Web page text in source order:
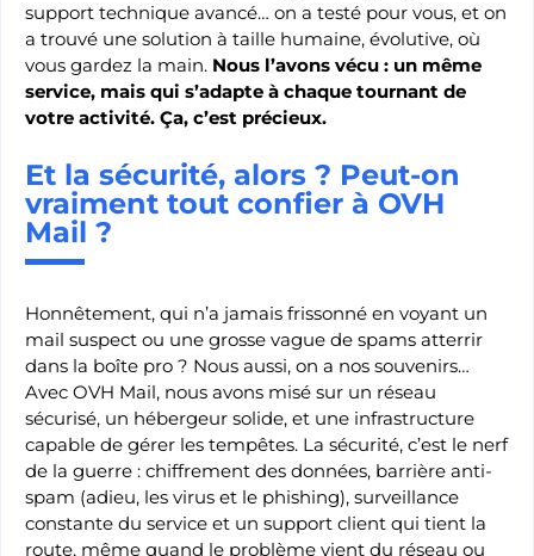
support technique avancé… on a testé pour vous, et on
a trouvé une solution à taille humaine, évolutive, où
vous gardez la main. Nous l’avons vécu : un même
service, mais qui s’adapte à chaque tournant de
votre activité. Ça, c’est précieux.
Et la sécurité, alors ? Peut-on
vraiment tout confier à OVH
Mail ?
Honnêtement, qui n’a jamais frissonné en voyant un
mail suspect ou une grosse vague de spams atterrir
dans la boîte pro ? Nous aussi, on a nos souvenirs…
Avec OVH Mail, nous avons misé sur un réseau
sécurisé, un hébergeur solide, et une infrastructure
capable de gérer les tempêtes. La sécurité, c’est le nerf
de la guerre : chiffrement des données, barrière anti-
spam (adieu, les virus et le phishing), surveillance
constante du service et un support client qui tient la
route, même quand le problème vient du réseau ou